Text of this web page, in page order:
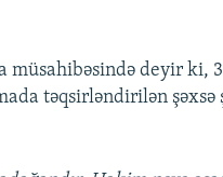
müsahibəsində deyir ki,
təqsirləndirilən şəxsə